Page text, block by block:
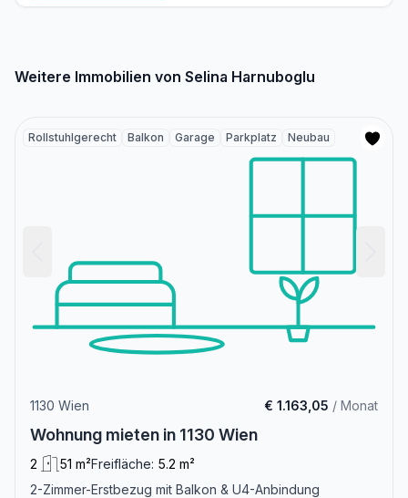
Weitere Immobilien von Selina Harnuboglu
Rollstuhlgerecht Balkon Garage Parkplatz Neubau
1130 Wien € 1.163,05 / Monat
Wohnung mieten in 1130 Wien
2 51 m²Freifläche: 5.2 m²
2-Zimmer-Erstbezug mit Balkon & U4-Anbindung